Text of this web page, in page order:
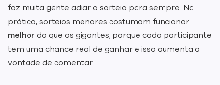
faz muita gente adiar o sorteio para sempre. Na
prática, sorteios menores costumam funcionar
melhor do que os gigantes, porque cada participante
tem uma chance real de ganhar e isso aumenta a
vontade de comentar.